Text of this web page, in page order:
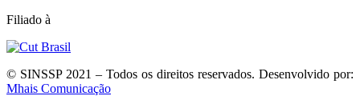
Filiado à
© SINSSP 2021 – Todos os direitos reservados. Desenvolvido por:
Mhais Comunicação